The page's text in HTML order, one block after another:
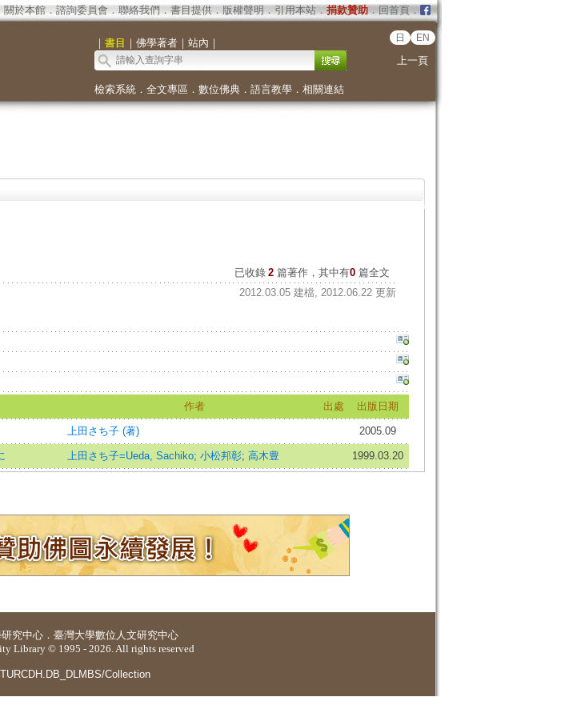
關於本館． 諮詢委員會． 聯絡我們 ． 書目提供． 版權聲明 ． 引用本站． 捐款贊助．回首頁．
｜ 書目 ｜ 佛學著者｜ 站內 ｜ 日 EN
上一頁
檢索系統． 全文專區 ． 數位佛典． 語言教學． 相關連結
已收錄 2 篇著作，其中有0篇全文
2012.03.05 建檔, 2012.06.22 更新
作者 出處 出版日期
上田さち子 (著) 2005.09
上田さち子=Ueda, Sachiko; 小松邦彰; 高木豊 1999.03.20
究中心 ． 臺灣大學數位人文研究中心
Library © 1995 - 2026. All rights reserved
Collection